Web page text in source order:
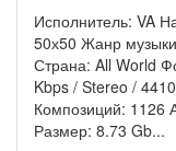
Исполнитель: VA
50х50 Жанр
Страна: All World
Kbps / Stereo /
Композиций: 1126
Размер: 8.73 Gb...